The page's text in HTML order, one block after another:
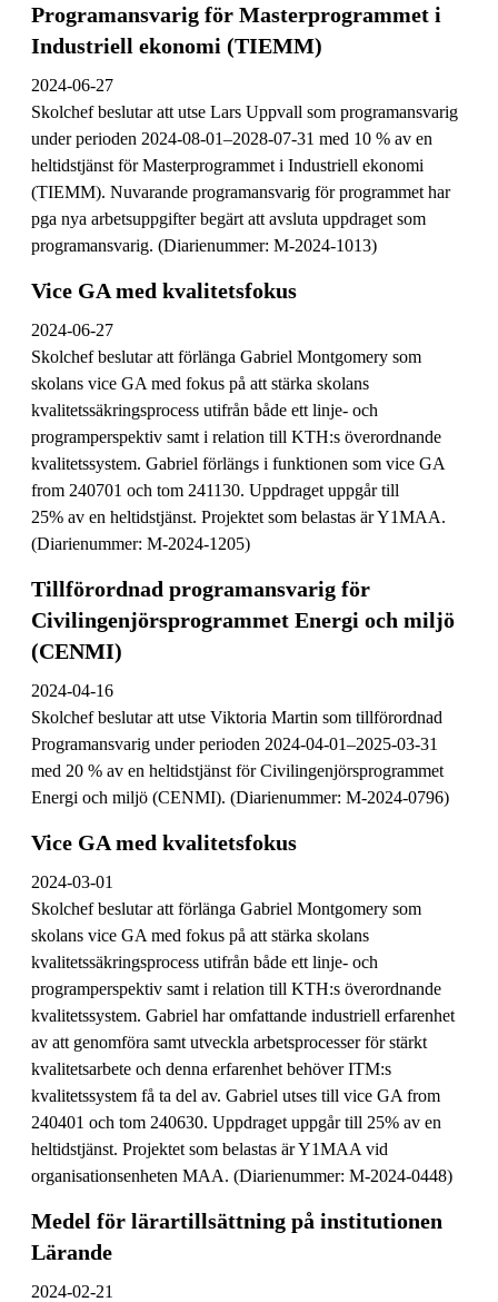
Programansvarig för Masterprogrammet i
Industriell ekonomi (TIEMM)
2024-06-27
Skolchef beslutar att utse Lars Uppvall som programansvarig
under perioden 2024-08-01–2028-07-31 med 10 % av en
heltidstjänst för Masterprogrammet i Industriell ekonomi
(TIEMM). Nuvarande programansvarig för programmet har
pga nya arbetsuppgifter begärt att avsluta uppdraget som
programansvarig. (Diarienummer: M-2024-1013)
Vice GA med kvalitetsfokus
2024-06-27
Skolchef beslutar att förlänga Gabriel Montgomery som
skolans vice GA med fokus på att stärka skolans
kvalitetssäkringsprocess utifrån både ett linje- och
programperspektiv samt i relation till KTH:s överordnande
kvalitetssystem. Gabriel förlängs i funktionen som vice GA
from 240701 och tom 241130. Uppdraget uppgår till
25% av en heltidstjänst. Projektet som belastas är Y1MAA.
(Diarienummer: M-2024-1205)
Tillförordnad programansvarig för
Civilingenjörsprogrammet Energi och miljö
(CENMI)
2024-04-16
Skolchef beslutar att utse Viktoria Martin som tillförordnad
Programansvarig under perioden 2024-04-01–2025-03-31
med 20 % av en heltidstjänst för Civilingenjörsprogrammet
Energi och miljö (CENMI). (Diarienummer: M-2024-0796)
Vice GA med kvalitetsfokus
2024-03-01
Skolchef beslutar att förlänga Gabriel Montgomery som
skolans vice GA med fokus på att stärka skolans
kvalitetssäkringsprocess utifrån både ett linje- och
programperspektiv samt i relation till KTH:s överordnande
kvalitetssystem. Gabriel har omfattande industriell erfarenhet
av att genomföra samt utveckla arbetsprocesser för stärkt
kvalitetsarbete och denna erfarenhet behöver ITM:s
kvalitetssystem få ta del av. Gabriel utses till vice GA from
240401 och tom 240630. Uppdraget uppgår till 25% av en
heltidstjänst. Projektet som belastas är Y1MAA vid
organisationsenheten MAA. (Diarienummer: M-2024-0448)
Medel för lärartillsättning på institutionen
Lärande
2024-02-21